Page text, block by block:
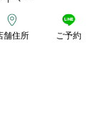
矯正
舗住所 ご予約